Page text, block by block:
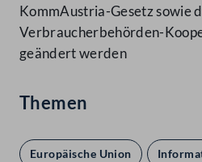
KommAustria-Gesetz sowie
Verbraucherbehörden-
geändert werden
Themen
Europäische Union